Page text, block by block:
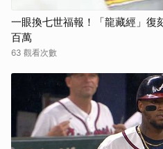
一眼換七世福報！「龍藏經」
百萬
63 觀看次數